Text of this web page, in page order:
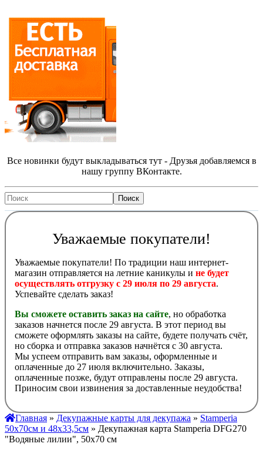
Все новинки будут выкладываться тут - Друзья добавляемся в
нашу группу ВКонтакте.
Уважаемые покупатели!
Уважаемые покупатели! По традиции наш интернет-
магазин отправляется на летние каникулы и не будет
осуществлять отгрузку с 29 июля по 29 августа.
Успевайте сделать заказ!
Вы сможете оставить заказ на сайте, но обработка
заказов начнется после 29 августа. В этот период вы
сможете оформлять заказы на сайте, будете получать счёт,
но сборка и отправка заказов начнётся с 30 августа.
Мы успеем отправить вам заказы, оформленные и
оплаченные до 27 июля включительно. Заказы,
оплаченные позже, будут отправлены после 29 августа.
Приносим свои извинения за доставленные неудобства!
Главная » Декупажные карты для декупажа » Stamperia
50х70см и 48х33,5см » Декупажная карта Stamperia DFG270
"Водяные лилии", 50х70 см